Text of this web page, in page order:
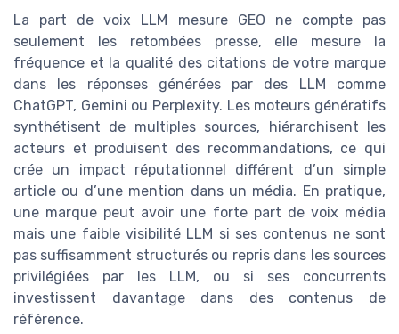
La part de voix LLM mesure GEO ne compte pas
seulement les retombées presse, elle mesure la
fréquence et la qualité des citations de votre marque
dans les réponses générées par des LLM comme
ChatGPT, Gemini ou Perplexity. Les moteurs génératifs
synthétisent de multiples sources, hiérarchisent les
acteurs et produisent des recommandations, ce qui
crée un impact réputationnel différent d’un simple
article ou d’une mention dans un média. En pratique,
une marque peut avoir une forte part de voix média
mais une faible visibilité LLM si ses contenus ne sont
pas suffisamment structurés ou repris dans les sources
privilégiées par les LLM, ou si ses concurrents
investissent davantage dans des contenus de
référence.